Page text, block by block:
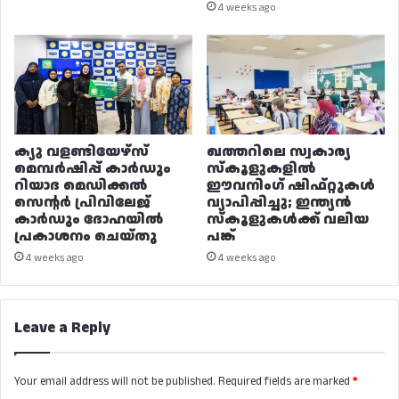
4 weeks ago
ക്യു വളണ്ടിയേഴ്‌സ്
മെമ്പർഷിപ്പ് കാർഡും
റിയാദ മെഡിക്കൽ
സെന്റർ പ്രിവിലേജ്
കാർഡും ദോഹയിൽ
പ്രകാശനം ചെയ്തു
4 weeks ago
ഖത്തറിലെ സ്വകാര്യ
സ്കൂളുകളിൽ
ഈവനിംഗ് ഷിഫ്റ്റുകൾ
വ്യാപിപ്പിച്ചു; ഇന്ത്യൻ
സ്കൂളുകൾക്ക് വലിയ
പങ്ക്
4 weeks ago
Leave a Reply
Your email address will not be published. Required fields are marked *